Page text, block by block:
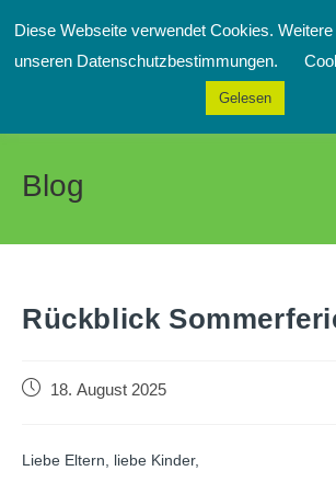
Inhalt
springen
Blog
Rückblick
Beitrag18. August 2025
Liebe Eltern, liebe Kinder,
Diese Webseite verwendet Cookies.
unseren Datenschutzbestimmungen.
Gelesen